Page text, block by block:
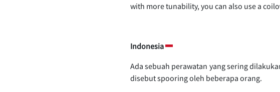
with more tunability, you can also use a
Indonesia
Ada sebuah perawatan yang sering
disebut spooring oleh beberapa orang.